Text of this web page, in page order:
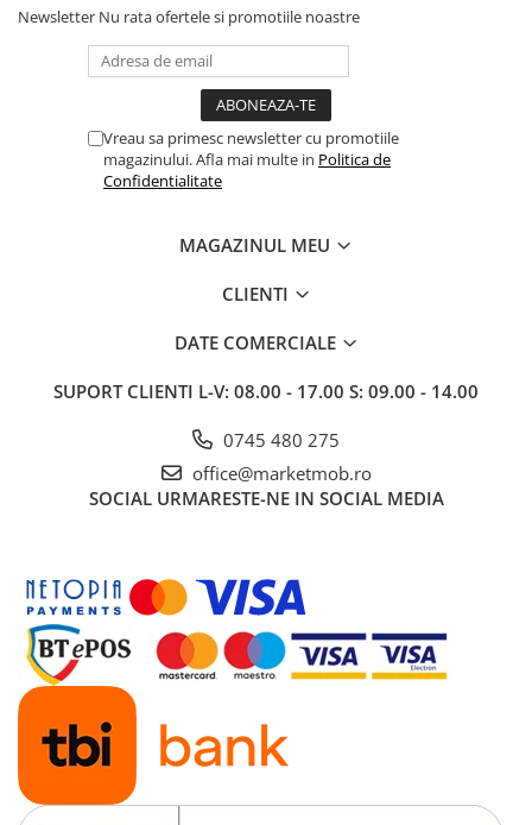
drag !
Newsletter Nu rata ofertele si promotiile noastre
Vreau sa primesc newsletter cu promotiile
magazinului. Afla mai multe in Politica de
Confidentialitate
MAGAZINUL MEU
CLIENTI
DATE COMERCIALE
SUPORT CLIENTI L-V: 08.00 - 17.00 S: 09.00 - 14.00
0745 480 275
office@marketmob.ro
SOCIAL URMARESTE-NE IN SOCIAL MEDIA